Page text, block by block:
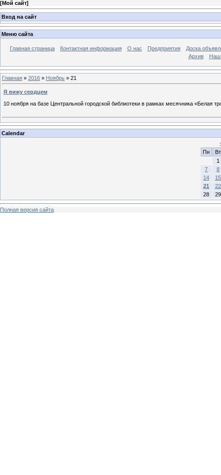
[Мой сайт]
Вход на сайт
Меню сайта
Главная страница Контактная информация О нас Предприятия
Доска
Архив
Главная » 2016 » Ноябрь » 21
Я вижу сердцем
10 ноября на базе Центральной городской библиотеки в рамках месячника
Calendar
Пн
Вт
1
7
8
14
15
21
22
28
29
Полная версия сайта